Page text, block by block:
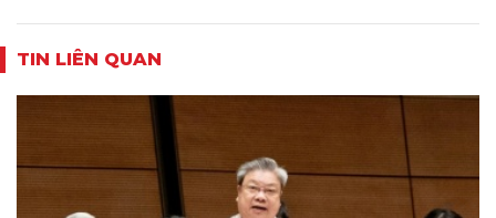
TIN LIÊN QUAN